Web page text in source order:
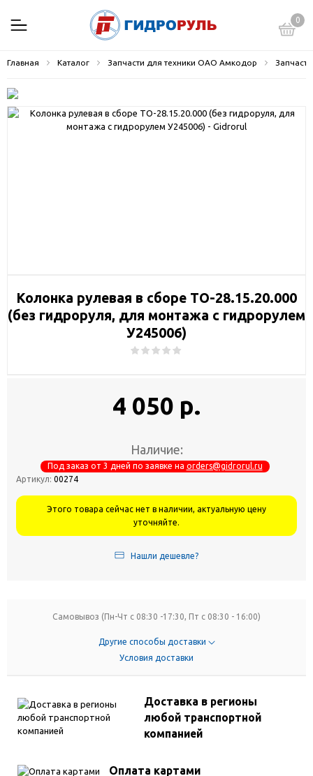
0
Главная Каталог Запчасти для техники ОАО Амкодор
Колонка рулевая в сборе ТО-28.15.20.000
(без гидроруля, для монтажа с гидрорулем
У245006)
4 050 р.
Наличие:
Под заказ от 3 дней по заявке на orders@gidrorul.ru
Артикул: 00274
Этого товара сейчас нет в наличии, актуальную цену
уточняйте.
Нашли дешевле?
Самовывоз (Пн-Чт с 08:30 -17:30, Пт с 08:30 - 16:00)
Другие способы доставки
Условия доставки
Доставка в регионы
любой транспортной
компанией
Оплата картами